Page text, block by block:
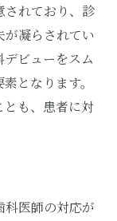
されており、診
凝らされてい
ビューをスム
となります。
も、患者に対
医師の対応が